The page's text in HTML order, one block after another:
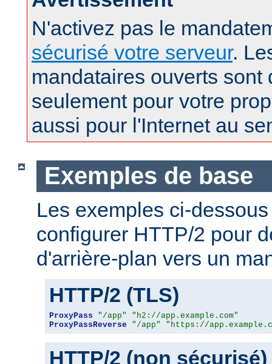
N'activez pas le
sécurisé votre serveur.
mandataires ouverts sont
seulement pour votre
aussi pour l'Internet au
Exemples de base
Les exemples ci-
configurer HTTP/2 pour
d'arrière-plan vers un
HTTP/2 (TLS)
ProxyPass "/app"
"h2://app.example.com"
ProxyPassReverse
"/app" "https://
HTTP/2 (non sécurisé)